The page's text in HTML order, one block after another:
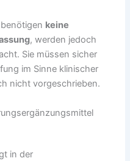
keine
, werden jedoch
Sie müssen sicher
im Sinne klinischer
nicht vorgeschrieben.
in der